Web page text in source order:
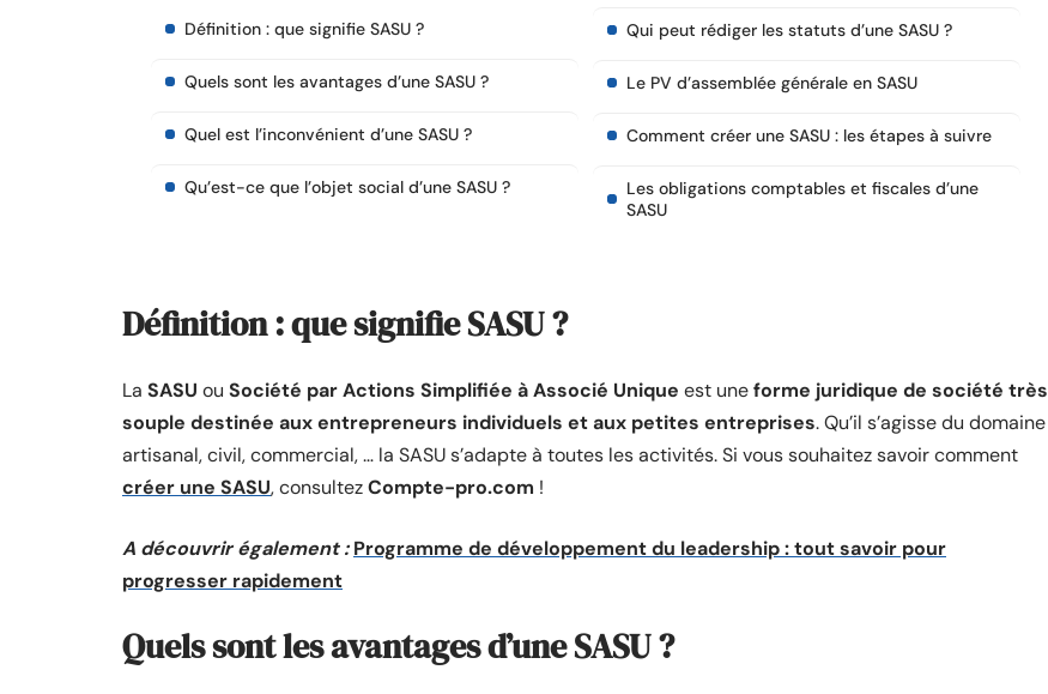
Définition : que signifie SASU ?
Quels sont les avantages d’une SASU ?
Quel est l’inconvénient d’une SASU ?
Qu’est-ce que l’objet social d’une SASU ?
Qui peut rédiger les statuts d’une SASU ?
Le PV d’assemblée générale en SASU
Comment créer une SASU : les étapes à suivre
Les obligations comptables et fiscales d’une
SASU
Définition : que signifie SASU ?
La SASU ou Société par Actions Simplifiée à Associé Unique est uneforme juridique de société très
souple destinée aux entrepreneurs individuels et aux petites entreprises. Qu’il s’agisse du domaine
artisanal, civil, commercial, … la SASU s’adapte à toutes les activités. Si vous souhaitez savoir comment
créer une SASU, consultezCompte-pro.com !
A découvrir également : Programme de développement du leadership : tout savoir pour
progresser rapidement
Quels sont les avantages d’une SASU ?